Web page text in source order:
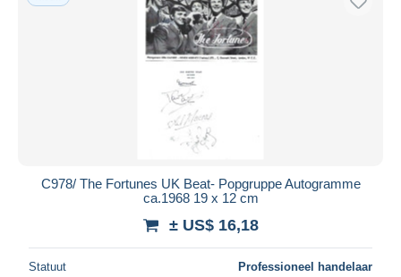
C978/ The Fortunes UK Beat- Popgruppe Autogramme
ca.1968 19 x 12 cm
± US$ 16,18
Statuut Professioneel handelaar